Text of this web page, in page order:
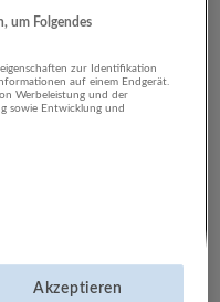
| Einzelhandel |
um Folgendes
zur Identifikation
auf einem Endgerät.
Werbeleistung und der
sowie Entwicklung und
Akzeptieren